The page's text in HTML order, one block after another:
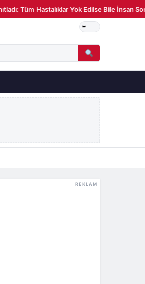
Tüm Hastalıklar Yok Edilse Bile İnsan
REKLAM